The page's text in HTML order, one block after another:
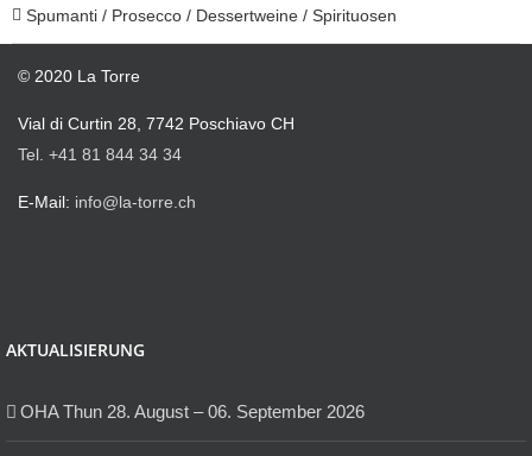
Spumanti / Prosecco / Dessertweine / Spirituosen
© 2020 La Torre
Vial di Curtin 28, 7742 Poschiavo CH
Tel. +41 81 844 34 34
E-Mail: info@la-torre.ch
AKTUALISIERUNG
OHA Thun 28. August – 06. September 2026